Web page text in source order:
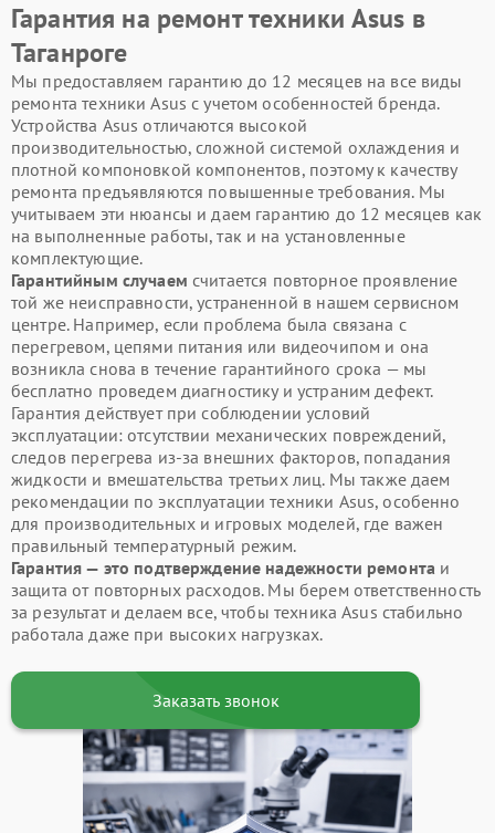
Гарантия на ремонт техники Asus в
Таганроге
Мы предоставляем гарантию до 12 месяцев на все виды
ремонта техники Asus с учетом особенностей бренда.
Устройства Asus отличаются высокой
производительностью, сложной системой охлаждения и
плотной компоновкой компонентов, поэтому к качеству
ремонта предъявляются повышенные требования. Мы
учитываем эти нюансы и даем гарантию до 12 месяцев как
на выполненные работы, так и на установленные
комплектующие.
Гарантийным случаем считается повторное проявление
той же неисправности, устраненной в нашем сервисном
центре. Например, если проблема была связана с
перегревом, цепями питания или видеочипом и она
возникла снова в течение гарантийного срока — мы
бесплатно проведем диагностику и устраним дефект.
Гарантия действует при соблюдении условий
эксплуатации: отсутствии механических повреждений,
следов перегрева из-за внешних факторов, попадания
жидкости и вмешательства третьих лиц. Мы также даем
рекомендации по эксплуатации техники Asus, особенно
для производительных и игровых моделей, где важен
правильный температурный режим.
Гарантия — это подтверждение надежности ремонта и
защита от повторных расходов. Мы берем ответственность
за результат и делаем все, чтобы техника Asus стабильно
работала даже при высоких нагрузках.
Заказать звонок